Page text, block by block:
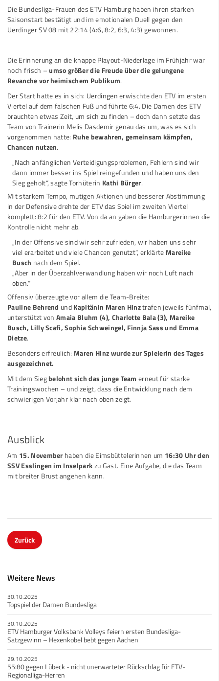
Die Bundesliga-Frauen des ETV Hamburg haben ihren starken
Saisonstart bestätigt und im emotionalen Duell gegen den
Uerdinger SV 08 mit 22:14 (4:6, 8:2, 6:3, 4:3) gewonnen.
Die Erinnerung an die knappe Playout-Niederlage im Frühjahr war
noch frisch –umso größer die Freude über die gelungene
Revanche vor heimischem Publikum
Der Start hatte es in sich: Uerdingen erwischte den ETV im ersten
Viertel auf dem falschen Fuß und führte 6:4. Die Damen des ETV
brauchten etwas Zeit, um sich zu finden – doch dann setzte das
Team von Trainerin Melis Dasdemir genau das um, was es sich
vorgenommen hatte: Ruhe bewahren, gemeinsam kämpfen,
Chancen nutzen
„Nach anfänglichen Verteidigungsproblemen, Fehlern sind wir
dann immer besser ins Spiel reingefunden und haben uns den
Sieg geholt“, sagte Torhüterin Kathi Bürger
Mit starkem Tempo, mutigen Aktionen und besserer Abstimmung
in der Defensive drehte der ETV das Spiel im zweiten Viertel
komplett: 8:2 für den ETV. Von da an gaben die Hamburgerinnen die
Kontrolle nicht mehr ab.
„In der Offensive sind wir sehr zufrieden, wir haben uns sehr
viel erarbeitet und viele Chancen genutzt“, erklärte Mareike
Busch nach dem Spiel.
„Aber in der Überzahlverwandlung haben wir noch Luft nach
oben.“
Offensiv überzeugte vor allem die Team-Breite:
Pauline BehrendundKapitänin Maren Hinztrafen jeweils fünfmal,
unterstützt von Amaia Bluhm (4), Charlotte Bala (3), Mareike
Busch, Lilly Scafi, Sophia Schweingel, Finnja Sass und Emma
Dietze.
Besonders erfreulich: Maren Hinz wurde zur Spielerin des Tages
ausgezeichnet.
Mit dem Siegbelohnt sich das junge Team erneut für starke
Trainingswochen – und zeigt, dass die Entwicklung nach dem
schwierigen Vorjahr klar nach oben zeigt.
Ausblick
Am 15. November haben die Eimsbüttelerinnen um 16:30 Uhr den
SSV Esslingen im Inselparkzu Gast. Eine Aufgabe, die das Team
mit breiter Brust angehen kann.
Zurück
Weitere News
30.10.2025
Topspiel der Damen Bundesliga
30.10.2025
ETV Hamburger Volksbank Volleys feiern ersten Bundesliga-
Satzgewinn – Hexenkobel bebt gegen Aachen
29.10.2025
55:80 gegen Lübeck - nicht unerwarteter Rückschlag für ETV-
Regionalliga-Herren